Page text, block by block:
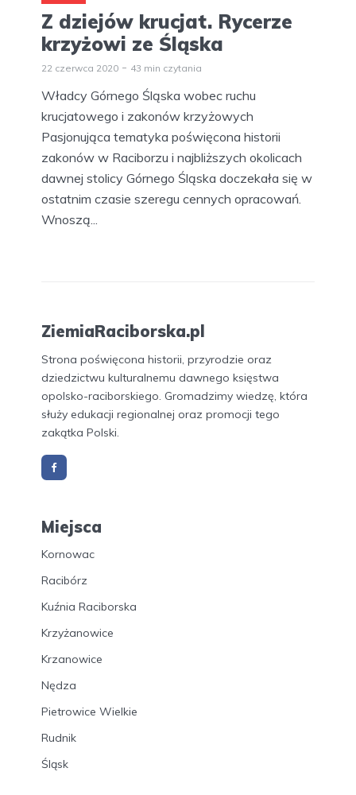
Z dziejów krucjat. Rycerze
krzyżowi ze Śląska
22 czerwca 2020 43 min czytania
Władcy Górnego Śląska wobec ruchu
krucjatowego i zakonów krzyżowych
Pasjonująca tematyka poświęcona historii
zakonów w Raciborzu i najbliższych okolicach
dawnej stolicy Górnego Śląska doczekała się w
ostatnim czasie szeregu cennych opracowań.
Wnoszą...
ZiemiaRaciborska.pl
Strona poświęcona historii, przyrodzie oraz
dziedzictwu kulturalnemu dawnego księstwa
opolsko-raciborskiego. Gromadzimy wiedzę, która
służy edukacji regionalnej oraz promocji tego
zakątka Polski.
Miejsca
Kornowac
Racibórz
Kuźnia Raciborska
Krzyżanowice
Krzanowice
Nędza
Pietrowice Wielkie
Rudnik
Śląsk